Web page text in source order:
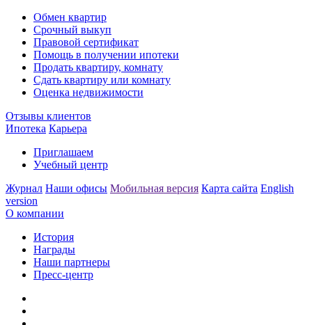
Обмен квартир
Срочный выкуп
Правовой сертификат
Помощь в получении ипотеки
Продать квартиру, комнату
Сдать квартиру или комнату
Оценка недвижимости
Отзывы клиентов
Ипотека Карьера
Приглашаем
Учебный центр
Журнал Наши офисы Мобильная версия Карта сайта English
version
О компании
История
Награды
Наши партнеры
Пресс-центр